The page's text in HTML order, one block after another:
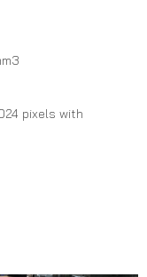
pixels with